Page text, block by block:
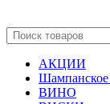
АКЦИИ
Шампанское
ВИНО